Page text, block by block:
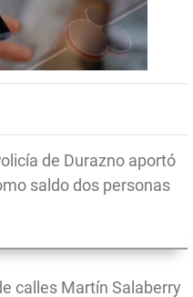
de Durazno aportó
saldo dos personas
calles Martín Salaberry